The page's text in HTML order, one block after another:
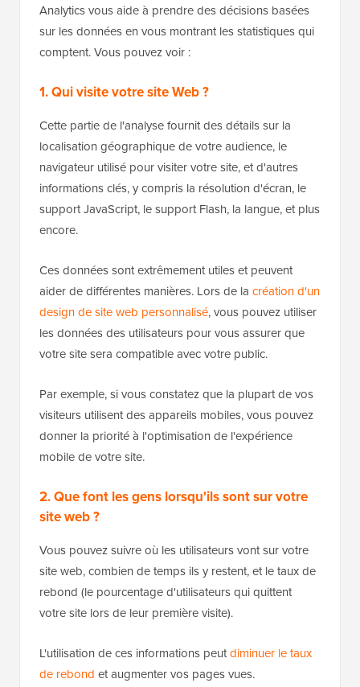
Analytics vous aide à prendre des décisions basées
sur les données en vous montrant les statistiques qui
comptent. Vous pouvez voir :
1. Qui visite votre site Web ?
Cette partie de l'analyse fournit des détails sur la
localisation géographique de votre audience, le
navigateur utilisé pour visiter votre site, et d'autres
informations clés, y compris la résolution d'écran, le
support JavaScript, le support Flash, la langue, et plus
encore.
Ces données sont extrêmement utiles et peuvent
aider de différentes manières. Lors de la création d'un
design de site web personnalisé, vous pouvez utiliser
les données des utilisateurs pour vous assurer que
votre site sera compatible avec votre public.
Par exemple, si vous constatez que la plupart de vos
visiteurs utilisent des appareils mobiles, vous pouvez
donner la priorité à l'optimisation de l'expérience
mobile de votre site.
2. Que font les gens lorsqu'ils sont sur votre
site web ?
Vous pouvez suivre où les utilisateurs vont sur votre
site web, combien de temps ils y restent, et le taux de
rebond (le pourcentage d'utilisateurs qui quittent
votre site lors de leur première visite).
L'utilisation de ces informations peutdiminuer le taux
de rebond et augmenter vos pages vues.